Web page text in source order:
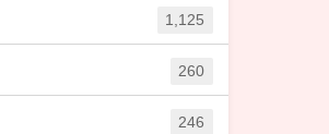
1,125
260
246